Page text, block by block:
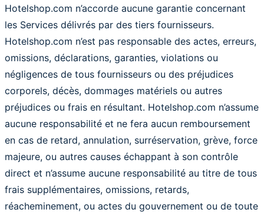
Hotelshop.com n’accorde aucune garantie concernant
les Services délivrés par des tiers fournisseurs.
Hotelshop.com n’est pas responsable des actes, erreurs,
omissions, déclarations, garanties, violations ou
négligences de tous fournisseurs ou des préjudices
corporels, décès, dommages matériels ou autres
préjudices ou frais en résultant. Hotelshop.com n’assume
aucune responsabilité et ne fera aucun remboursement
en cas de retard, annulation, surréservation, grève, force
majeure, ou autres causes échappant à son contrôle
direct et n’assume aucune responsabilité au titre de tous
frais supplémentaires, omissions, retards,
réacheminement, ou actes du gouvernement ou de toute